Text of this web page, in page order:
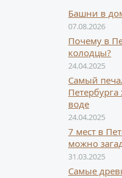
Башни в
07.08.2026
Почему в
колодцы?
24.04.2025
Самый
воде
24.04.2025
7 мест в
можно
31.03.2025
Самые